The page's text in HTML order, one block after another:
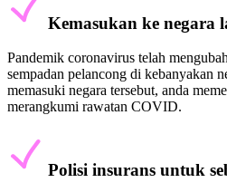
Kemasukan ke negara
Pandemik coronavirus telah
sempadan pelancong di kebanyakan
memasuki negara tersebut, anda
merangkumi rawatan COVID.
Polisi insurans untuk